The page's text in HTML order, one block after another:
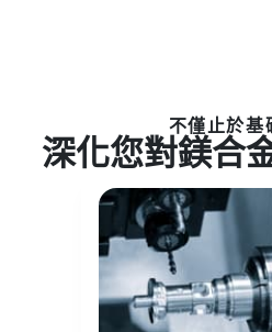
不僅止於基
深化您對鎂合